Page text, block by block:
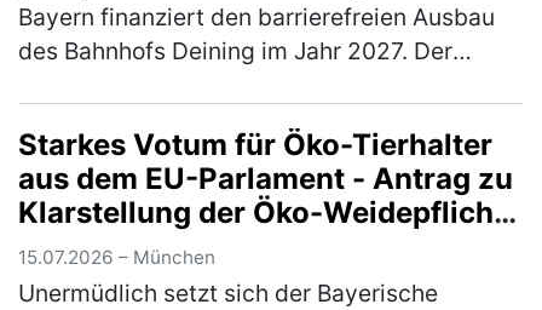
Bayern finanziert den barrierefreien Ausbau
des Bahnhofs Deining im Jahr 2027. Der
Starkes Votum für Öko-Tierhalter
aus dem EU-Parlament - Antrag zu
Klarstellung der Öko-Weidepflicht
angenommen
15.07.2026 – München
Unermüdlich setzt sich der Bayerische